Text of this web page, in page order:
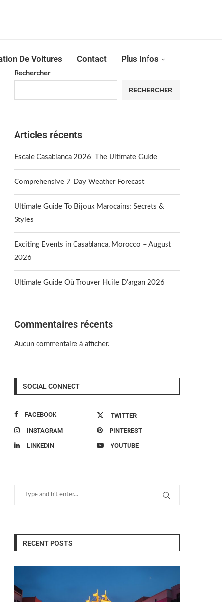
De Voitures Contact Plus Infos
Rechercher
RECHERCHER
Articles récents
Escale Casablanca 2026: The Ultimate Guide
Comprehensive 7-Day Weather Forecast
Ultimate Guide To Bijoux Marocains: Secrets &
Styles
Exciting Events in Casablanca, Morocco – August
2026
Ultimate Guide Où Trouver Huile D’argan 2026
Commentaires récents
Aucun commentaire à afficher.
SOCIAL CONNECT
FACEBOOK TWITTER
INSTAGRAM PINTEREST
LINKEDIN YOUTUBE
RECENT POSTS